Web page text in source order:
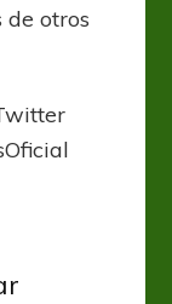
de otros
ya